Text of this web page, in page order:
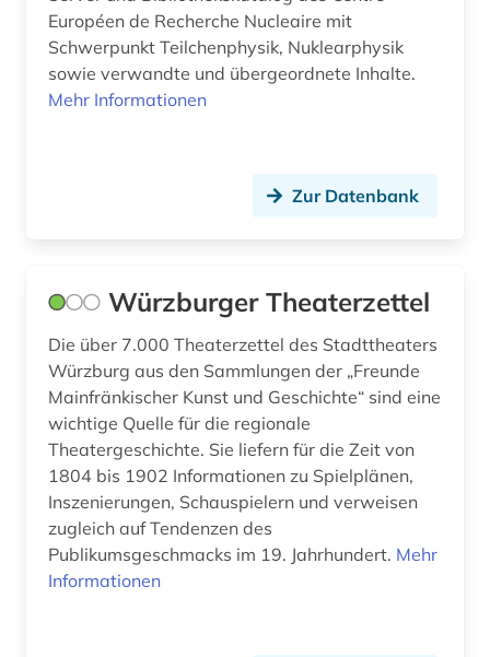
berlin (15)
bern (2)
bernard (1)
bestand (6)
bestandsverzeichnis (4)
bevölkerung (1)
bibliografie (19)
bibliografin (2)
Slowakei (5)
Slowenien (4)
Thueringen (2)
Tschechische Republik (9)
USA (14)
Ukraine (3)
Ungarn (6)
Vatikanstadt (1)
Européen de Recherche Nucleaire mit
Schwerpunkt Teilchenphysik, Nuklearphysik
sowie verwandte und übergeordnete Inhalte.
Mehr Informationen
Zur Datenbank
Würzburger Theaterzettel
Die über 7.000 Theaterzettel des Stadttheaters
Würzburg aus den Sammlungen der „Freunde
Mainfränkischer Kunst und Geschichte“ sind eine
wichtige Quelle für die regionale
Theatergeschichte. Sie liefern für die Zeit von
1804 bis 1902 Informationen zu Spielplänen,
Inszenierungen, Schauspielern und verweisen
zugleich auf Tendenzen des
Publikumsgeschmacks im 19. Jahrhundert. Mehr
Informationen